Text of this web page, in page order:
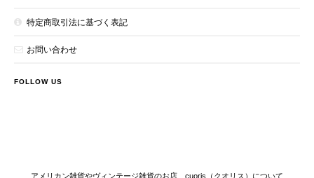
特定商取引法に基づく表記
お問い合わせ
FOLLOW US
アメリカン雑貨やヴィンテージ雑貨のお店 cuoris（クオリス）について